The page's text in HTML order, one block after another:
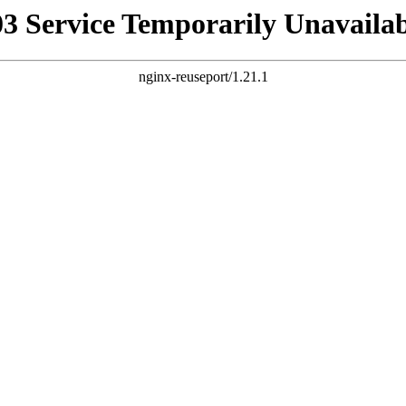
Service Temporarily
nginx-reuseport/1.21.1